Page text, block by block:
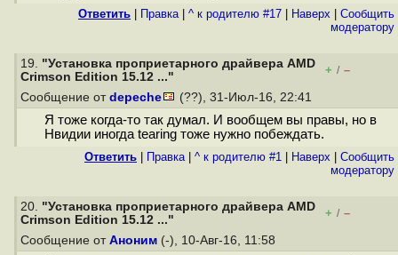
Ответить Правка| ^ к родителю #17 Наверх
Cообщить
модератору
19. "Установка проприетарного драйвера AMD
Crimson Edition 15.12 ..."
+ / –
Сообщение от depeche (??), 31-Июл-16, 22:41
Я тоже когда-то так думал. И вообщем вы правы, но в
Нвидии иногда tearing тоже нужно побеждать.
Ответить Правка| ^ к родителю #1 Наверх
Cообщить
модератору
20. "Установка проприетарного драйвера AMD
Crimson Edition 15.12 ..."
+ / –
Сообщение от Аноним (-), 10-Авг-16, 11:58